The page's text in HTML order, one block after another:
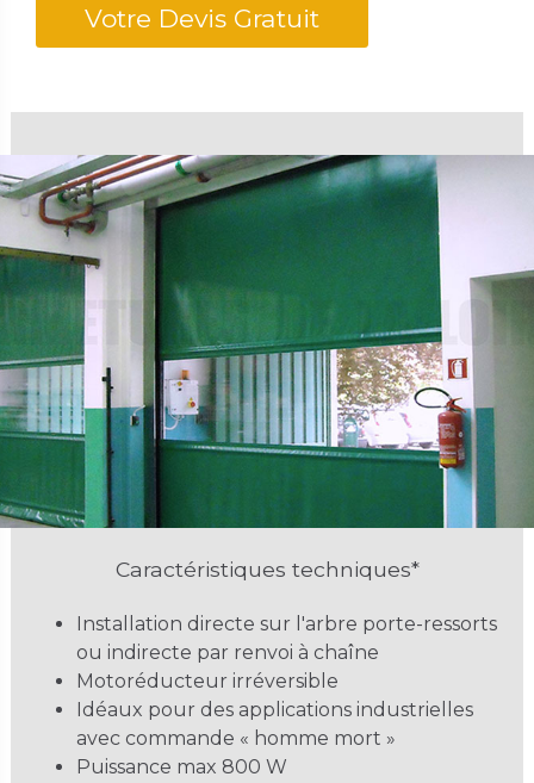
Votre Devis Gratuit
Caractéristiques techniques*
Installation directe sur l'arbre porte-ressorts
ou indirecte par renvoi à chaîne
Motoréducteur irréversible
Idéaux pour des applications industrielles
avec commande « homme mort »
Puissance max 800 W